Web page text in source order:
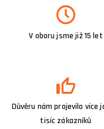
V oboru jsme již 15 let
Důvěru nám projevilo více
tisíc zákazníků